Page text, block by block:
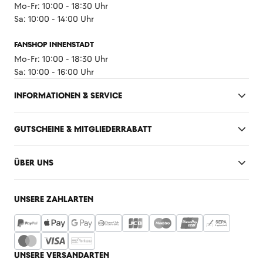
Mo-Fr: 10:00 - 18:30 Uhr
Sa: 10:00 - 14:00 Uhr
FANSHOP INNENSTADT
Mo-Fr: 10:00 - 18:30 Uhr
Sa: 10:00 - 16:00 Uhr
INFORMATIONEN & SERVICE
GUTSCHEINE & MITGLIEDERRABATT
ÜBER UNS
UNSERE ZAHLARTEN
UNSERE VERSANDARTEN